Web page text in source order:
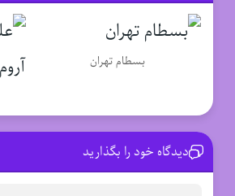
بسطام تهران
دیدگاه خود را بگذارید